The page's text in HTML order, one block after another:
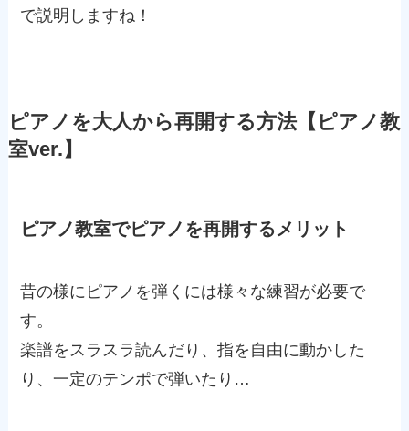
で説明しますね！
ピアノを大人から再開する方法【ピアノ教
室ver.】
ピアノ教室でピアノを再開するメリット
昔の様にピアノを弾くには様々な練習が必要で
す。
楽譜をスラスラ読んだり、指を自由に動かした
り、一定のテンポで弾いたり…